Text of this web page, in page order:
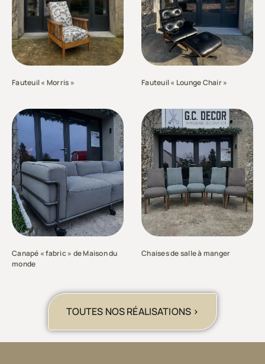
Fauteuil « Morris » Fauteuil « Lounge Chair »
Canapé « fabric » de Maison du
monde
Chaises de salle à manger
TOUTES NOS RÉALISATIONS >